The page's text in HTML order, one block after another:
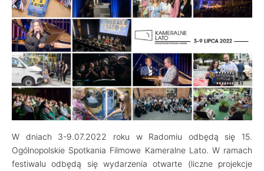
W dniach 3-9.07.2022 roku w Radomiu odbędą się 15.
Ogólnopolskie Spotkania Filmowe Kameralne Lato. W ramach
festiwalu odbędą się wydarzenia otwarte (liczne projekcje